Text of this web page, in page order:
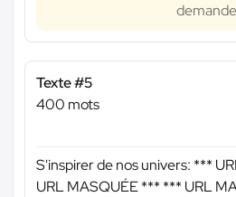
Texte #5
400 mots
S'inspirer de nos univers: ***
URL MASQUÉE *** *** URL